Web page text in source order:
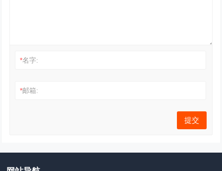
*名字:
*邮箱: